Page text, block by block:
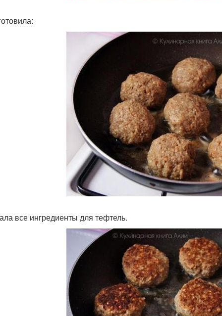
все ингредиенты для тефтель.